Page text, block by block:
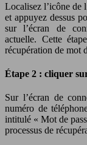
Localisez l’icône de
et appuyez dessus
sur l’écran de
actuelle. Cette
récupération de mot
Étape 2 : cliquer
Sur l’écran de
numéro de
intitulé « Mot de
processus de